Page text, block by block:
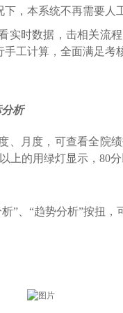
，本系统不再需要人
实时数据，击相关流
工计算，全面满足考
析
、月度，可查看全院
上的用绿灯显示，80分
”、“趋势分析”按扭